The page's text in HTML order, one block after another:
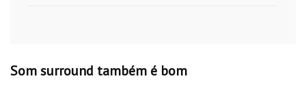
Som surround também é bom